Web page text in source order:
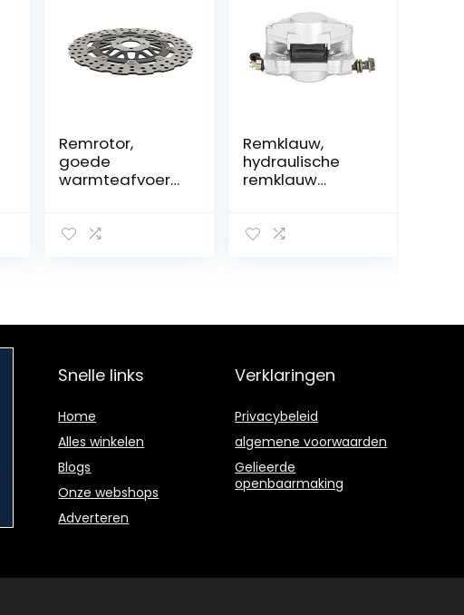
Remrotor,
goede
warmteafvoer
gegroefde
Remklauw,
hydraulische
remklauw
ng geschikt voor
Snelle links
Home
Alles winkelen
Blogs
Onze webshops
Adverteren
Verklaringen
Privacybeleid
algemene voorwaarden
Gelieerde
openbaarmaking